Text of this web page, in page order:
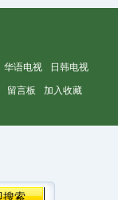
华语电视 日韩电视
留言板 加入收藏